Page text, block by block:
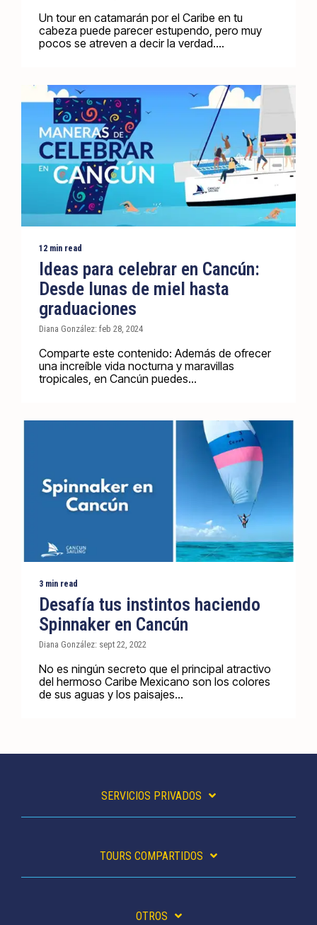
Un tour en catamarán por el Caribe en tu
cabeza puede parecer estupendo, pero muy
pocos se atreven a decir la verdad....
12 min read
Ideas para celebrar en Cancún:
Desde lunas de miel hasta
graduaciones
Diana González: feb 28, 2024
Comparte este contenido: Además de ofrecer
una increíble vida nocturna y maravillas
tropicales, en Cancún puedes...
3 min read
Desafía tus instintos haciendo
Spinnaker en Cancún
Diana González: sept 22, 2022
No es ningún secreto que el principal atractivo
del hermoso Caribe Mexicano son los colores
de sus aguas y los paisajes...
SERVICIOS PRIVADOS
TOURS COMPARTIDOS
OTROS